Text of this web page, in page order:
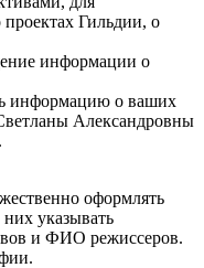
Гильдии, о
информации о
информацию о ваших
Александровны
оформлять
указывать
и ФИО режиссеров.